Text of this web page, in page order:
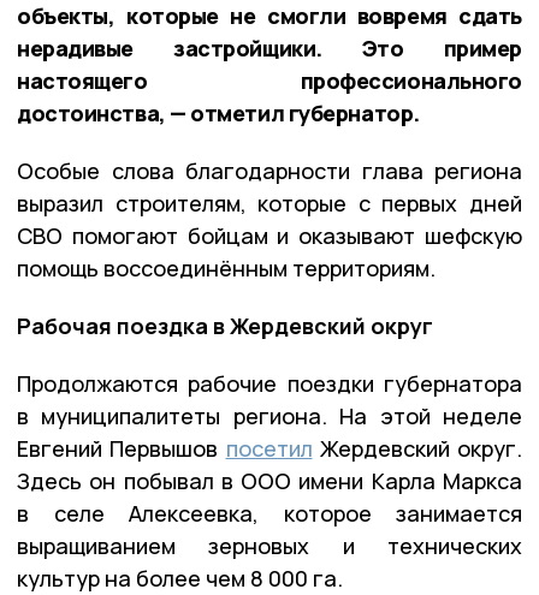
объекты, которые не смогли вовремя сдать
нерадивые застройщики. Это пример
настоящего профессионального
достоинства, — отметил губернатор.
Особые слова благодарности глава региона
выразил строителям, которые с первых дней
СВО помогают бойцам и оказывают шефскую
помощь воссоединённым территориям.
Рабочая поездка в Жердевский округ
Продолжаются рабочие поездки губернатора
в муниципалитеты региона. На этой неделе
Евгений Первышов посетил Жердевский округ.
Здесь он побывал в ООО имени Карла Маркса
в селе Алексеевка, которое занимается
выращиванием зерновых и технических
культур на более чем 8 000 га.